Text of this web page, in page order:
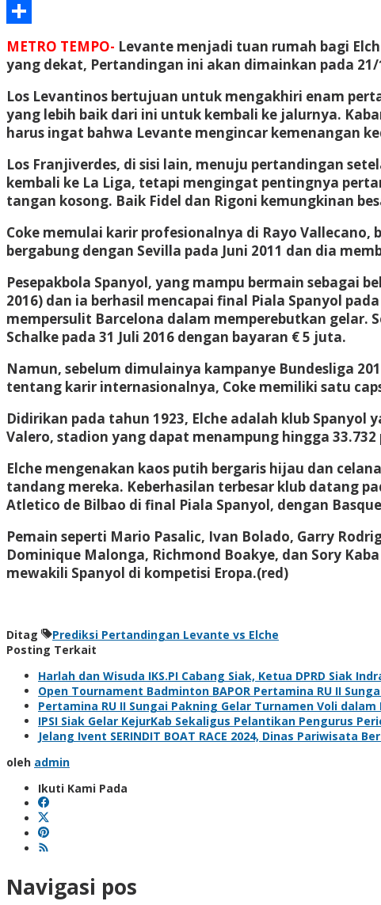
Email
METRO TEMPO- Levante menjadi tuan rumah bagi
yang dekat, Pertandingan ini akan dimainkan pada 21/
Los Levantinos bertujuan untuk mengakhiri enam
yang lebih baik dari ini untuk kembali ke jalurnya.
harus ingat bahwa Levante mengincar kemenangan
Los Franjiverdes, di sisi lain, menuju pertandingan
kembali ke La Liga, tetapi mengingat pentingnya
tangan kosong. Baik Fidel dan Rigoni kemungkinan
Coke memulai karir profesionalnya di Rayo
bergabung dengan Sevilla pada Juni 2011 dan dia
Pesepakbola Spanyol, yang mampu bermain sebagai
2016) dan ia berhasil mencapai final Piala Spanyol
mempersulit Barcelona dalam memperebutkan gelar.
Schalke pada 31 Juli 2016 dengan bayaran € 5 juta.
Namun, sebelum dimulainya kampanye Bundesliga
tentang karir internasionalnya, Coke memiliki satu
Didirikan pada tahun 1923, Elche adalah klub
Valero, stadion yang dapat menampung hingga
Elche mengenakan kaos putih bergaris hijau dan
tandang mereka. Keberhasilan terbesar klub datang
Atletico de Bilbao di final Piala Spanyol, dengan
Pemain seperti Mario Pasalic, Ivan Bolado, Garry
Dominique Malonga, Richmond Boakye, dan Sory
mewakili Spanyol di kompetisi Eropa.(red)
Ditag
Prediksi Pertandingan Levante vs Elche
Posting Terkait
Harlah dan Wisuda IKS.PI Cabang Siak, Ketua DPRD Siak
Open Tournament Badminton BAPOR Pertamina RU II
Pertamina RU II Sungai Pakning Gelar Turnamen Voli
IPSI Siak Gelar KejurKab Sekaligus Pelantikan Pengurus
Jelang Ivent SERINDIT BOAT RACE 2024, Dinas Pariwisata
oleh admin
Ikuti Kami Pada
Navigasi pos